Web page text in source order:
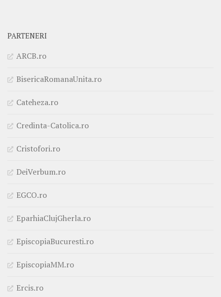
PARTENERI
ARCB.ro
BisericaRomanaUnita.ro
Cateheza.ro
Credinta-Catolica.ro
Cristofori.ro
DeiVerbum.ro
EGCO.ro
EparhiaClujGherla.ro
EpiscopiaBucuresti.ro
EpiscopiaMM.ro
Ercis.ro